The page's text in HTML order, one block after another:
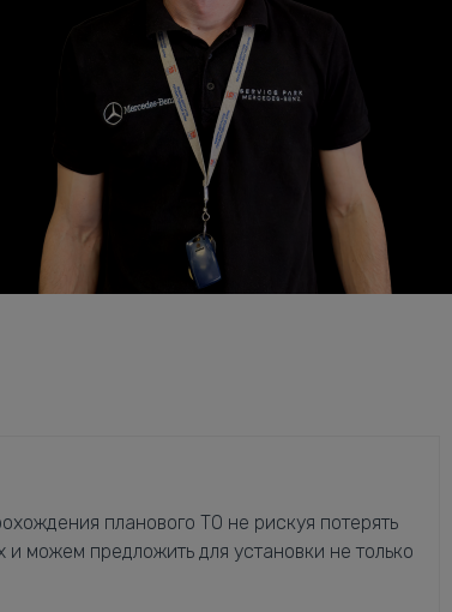
планового ТО не рискуя потерять
можем предложить для установки не только